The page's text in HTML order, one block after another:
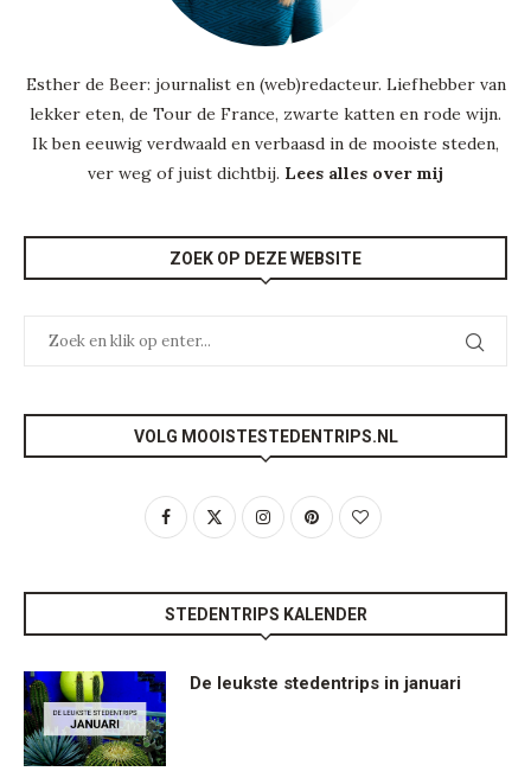
Esther de Beer: journalist en (web)redacteur. Liefhebber van
lekker eten, de Tour de France, zwarte katten en rode wijn.
Ik ben eeuwig verdwaald en verbaasd in de mooiste steden,
ver weg of juist dichtbij. Lees alles over mij
ZOEK OP DEZE WEBSITE
VOLG MOOISTESTEDENTRIPS.NL
STEDENTRIPS KALENDER
De leukste stedentrips in januari